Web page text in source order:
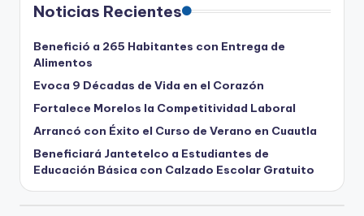
Noticias Recientes
Benefició a 265 Habitantes con Entrega de
Alimentos
Evoca 9 Décadas de Vida en el Corazón
Fortalece Morelos la Competitividad Laboral
Arrancó con Éxito el Curso de Verano en Cuautla
Beneficiará Jantetelco a Estudiantes de
Educación Básica con Calzado Escolar Gratuito